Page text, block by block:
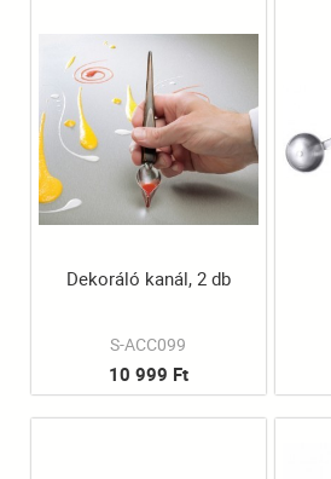
Dekoráló kanál, 2 db
S-ACC099
10 999 Ft